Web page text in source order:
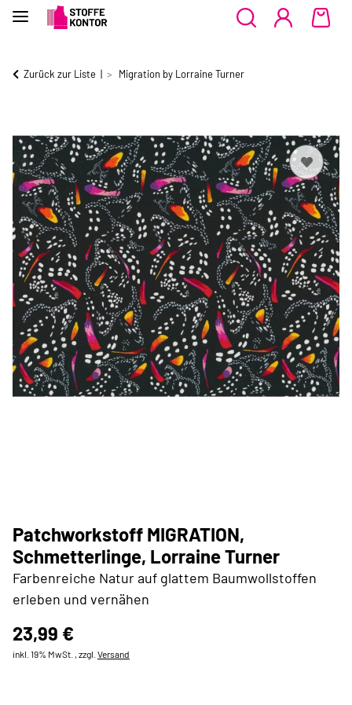
Zurück zur Liste Migration by Lorraine Turner
Patchworkstoff MIGRATION,
Schmetterlinge, Lorraine Turner
Farbenreiche Natur auf glattem Baumwollstoffen
erleben und vernähen
23,99 €
inkl. 19% MwSt. , zzgl. Versand